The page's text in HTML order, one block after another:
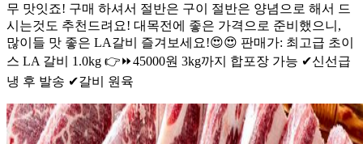
무 맛잇죠! 구매 하셔서 절반은 구이 절반은 양념으로 해서 드
시는것도 추천드려요! 대목전에 좋은 가격으로 준비했으니,
많이들 맛 좋은 LA갈비 즐겨보세요!😍😍 판매가: 최고급 초이
스 LA 갈비 1.0kg 👉⏩️45000원 3kg까지 합포장 가능 ✔신선급
냉 후 발송 ✔갈비 원육